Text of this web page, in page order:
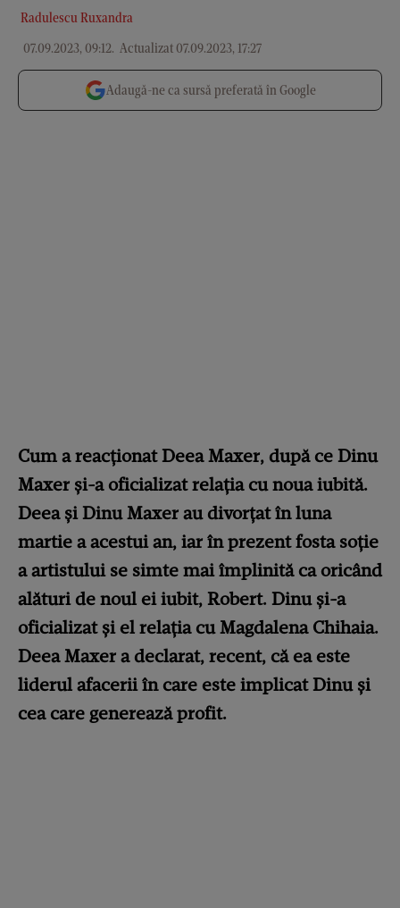
Radulescu Ruxandra
07.09.2023, 09:12. Actualizat 07.09.2023, 17:27
Adaugă-ne ca sursă preferată în Google
Cum a reacționat Deea Maxer, după ce Dinu
Maxer și-a oficializat relația cu noua iubită.
Deea și Dinu Maxer au divorțat în luna
martie a acestui an, iar în prezent fosta soție
a artistului se simte mai împlinită ca oricând
alături de noul ei iubit, Robert. Dinu și-a
oficializat și el relația cu Magdalena Chihaia.
Deea Maxer a declarat, recent, că ea este
liderul afacerii în care este implicat Dinu și
cea care generează profit.